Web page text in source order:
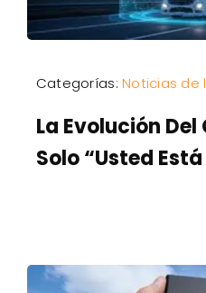
Categorías:Noticias de
La Evolución Del
Solo “Usted